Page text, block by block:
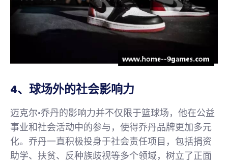
4、球场外的社会影响力
迈克尔·乔丹的影响力并不仅限于篮球场，他在公益
事业和社会活动中的参与，使得乔丹品牌更加多元
化。乔丹一直积极投身于社会责任项目，包括捐资
助学、扶贫、反种族歧视等多个领域，树立了正面